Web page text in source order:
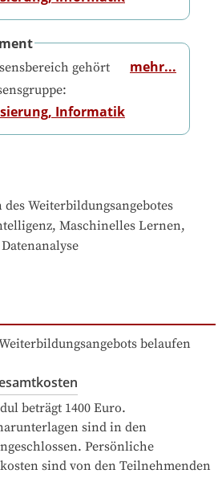
gehört
Informatik
mehr...
Weiterbildungsangebotes
Maschinelles Lernen,
belaufen
beträgt 1400 Euro.
sind in den
Persönliche
sind von den Teilnehmenden